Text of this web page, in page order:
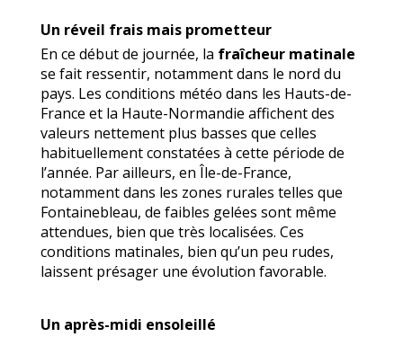
Un réveil frais mais prometteur
En ce début de journée, la fraîcheur matinale
se fait ressentir, notamment dans le nord du
pays. Les conditions météo dans les Hauts-de-
France et la Haute-Normandie affichent des
valeurs nettement plus basses que celles
habituellement constatées à cette période de
l’année. Par ailleurs, en Île-de-France,
notamment dans les zones rurales telles que
Fontainebleau, de faibles gelées sont même
attendues, bien que très localisées. Ces
conditions matinales, bien qu’un peu rudes,
laissent présager une évolution favorable.
Un après-midi ensoleillé